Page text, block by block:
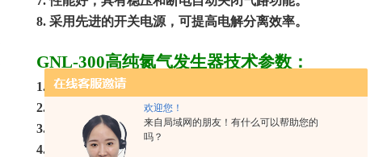
欢迎您！
来自局域网的朋友！有什么可以帮助您的
吗？
8. 采用先进的开关电源，可提高电解分离效率。
GNL-300高纯氮气发生器技术参数：
1. 氮气纯度: 99.9996%
2.
300ml/min;
3.
输出压力: 0-0.4Mpa（出厂一般设为0.4±0.01 Mpa
4.
输出压力稳压精度